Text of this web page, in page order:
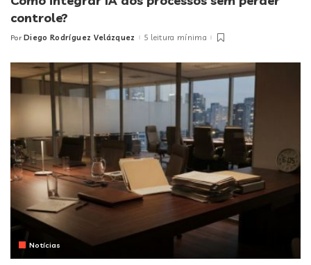
controle?
Posted
Por Diego Rodríguez Velázquez 5 leitura mínima
Notícias